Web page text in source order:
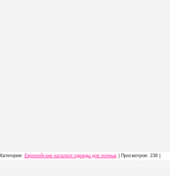
Категория: Европейские каталоги одежды для полных| Просмотров: 236 |